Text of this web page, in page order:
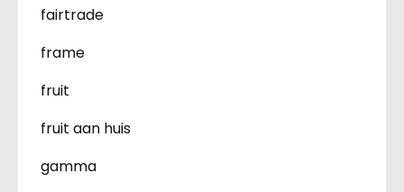
fairtrade
frame
fruit
fruit aan huis
gamma